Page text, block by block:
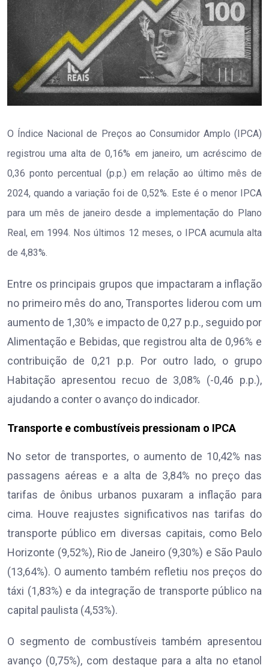
O Índice Nacional de Preços ao Consumidor Amplo (IPCA)
registrou uma alta de 0,16% em janeiro, um acréscimo de
0,36 ponto percentual (p.p.) em relação ao último mês de
2024, quando a variação foi de 0,52%. Este é o menor IPCA
para um mês de janeiro desde a implementação do Plano
Real, em 1994. Nos últimos 12 meses, o IPCA acumula alta
de 4,83%.
Entre os principais grupos que impactaram a inflação
no primeiro mês do ano, Transportes liderou com um
aumento de 1,30% e impacto de 0,27 p.p., seguido por
Alimentação e Bebidas, que registrou alta de 0,96% e
contribuição de 0,21 p.p. Por outro lado, o grupo
Habitação apresentou recuo de 3,08% (-0,46 p.p.),
ajudando a conter o avanço do indicador.
Transporte e combustíveis pressionam o IPCA
No setor de transportes, o aumento de 10,42% nas
passagens aéreas e a alta de 3,84% no preço das
tarifas de ônibus urbanos puxaram a inflação para
cima. Houve reajustes significativos nas tarifas do
transporte público em diversas capitais, como Belo
Horizonte (9,52%), Rio de Janeiro (9,30%) e São Paulo
(13,64%). O aumento também refletiu nos preços do
táxi (1,83%) e da integração de transporte público na
capital paulista (4,53%).
O segmento de combustíveis também apresentou
avanço (0,75%), com destaque para a alta no etanol